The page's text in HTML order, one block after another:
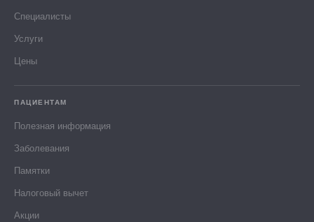
Специалисты
Услуги
Цены
ПАЦИЕНТАМ
Полезная информация
Заболевания
Памятки
Налоговый вычет
Акции